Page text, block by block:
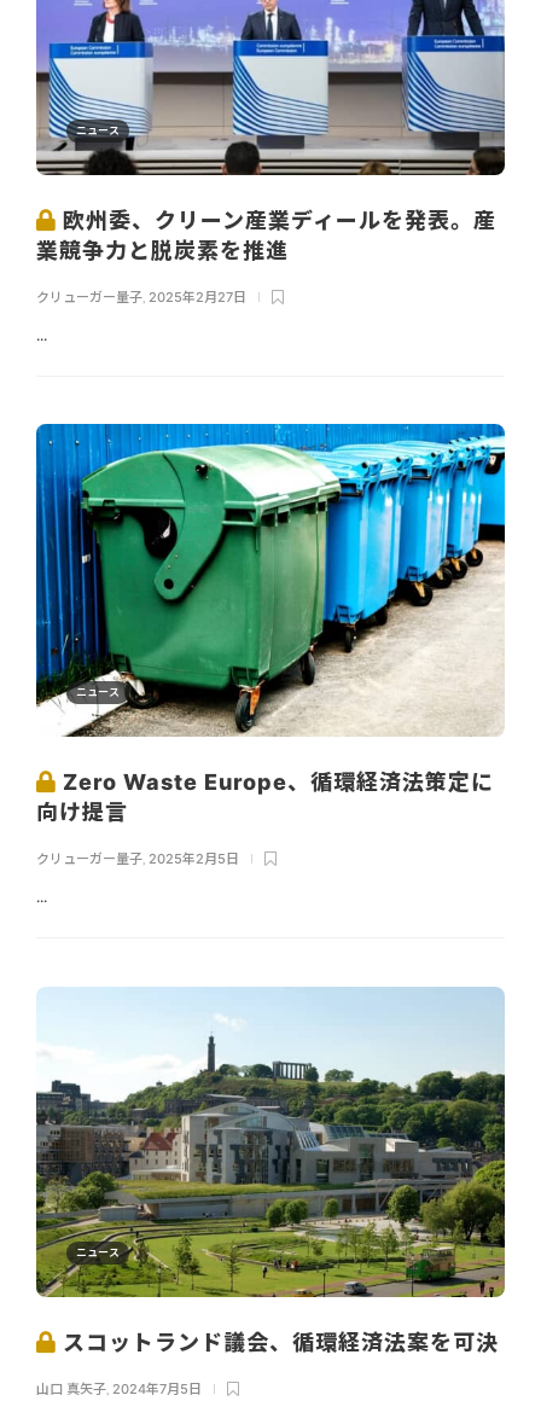
ニュース
欧州委、クリーン産業ディールを発表。産
業競争力と脱炭素を推進
クリューガー量子 2025年2月27日
...
ニュース
Zero Waste Europe、循環経済法策定に
向け提言
クリューガー量子 2025年2月5日
...
ニュース
スコットランド議会、循環経済法案を可決
山口 真矢子, 2024年7月5日